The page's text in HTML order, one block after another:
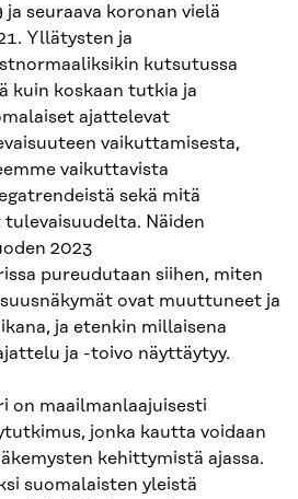
ja seuraava koronan vielä
Yllätysten ja
kutsutussa
kuin koskaan tutkia ja
ajattelevat
vaikuttamisesta,
vaikuttavista
sekä mitä
Näiden
2023
pureudutaan siihen, miten
ovat muuttuneet ja
ja etenkin millaisena
ja -toivo näyttäytyy.
on maailmanlaajuisesti
jonka kautta voidaan
kehittymistä ajassa.
suomalaisten yleistä